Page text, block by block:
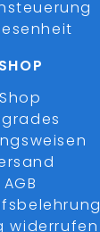
SHOP
Shop
AGB
widerrufen